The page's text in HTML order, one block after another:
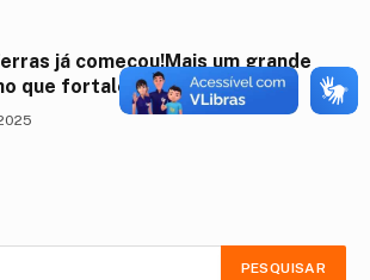
já começou!Mais um grande
que fortalece a agricultura f